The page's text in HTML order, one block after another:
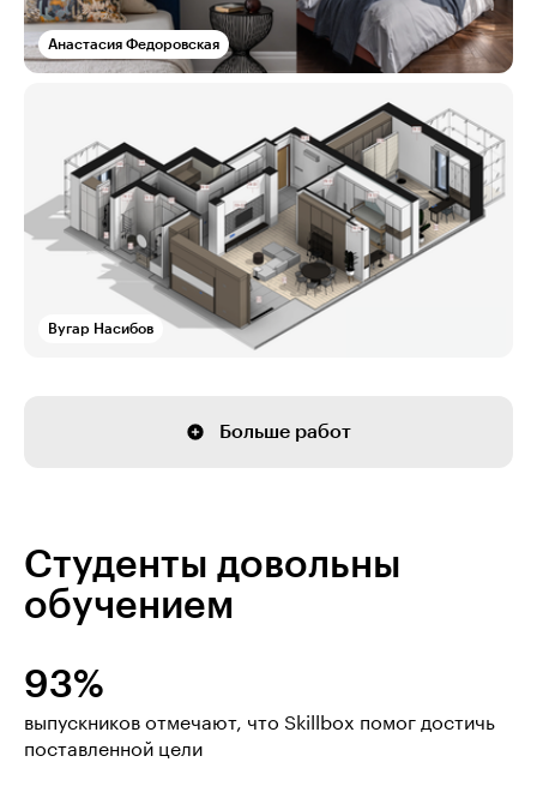
Анастасия Федоровская
Вугар Насибов
Больше работ
Студенты довольны
обучением
93%
выпускников отмечают, что Skillbox помог достичь
поставленной цели